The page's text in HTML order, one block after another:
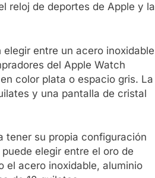
reloj de deportes de Apple y la
entre un acero inoxidable
del Apple Watch
color plata o espacio gris. La
y una pantalla de cristal
tener su propia configuración
elegir entre el oro de
el acero inoxidable, aluminio